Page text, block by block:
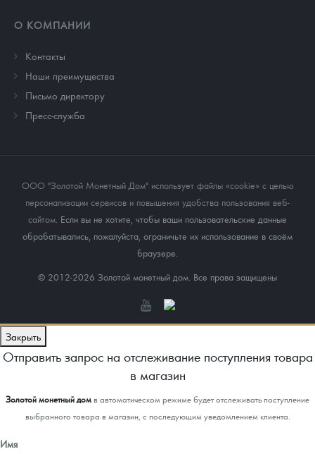
О КОМПАНИИ
Контакты
Наши преимущества
Письмо директору
Пресс-служба
ООО "Золотой Монетный Дом" использует файлы «cookie» с целью
персонализации сервисов и повышения удобства пользования веб-
сайтом . Если вы не хотите, чтобы ваши пользовательские данные
обрабатывались, пожалуйста, ограничьте их использование в своём
браузере.
© 2012-2026 Золотой монетный дом. Все права защищены
Закрыть
Отправить запрос на отслеживание поступления товара
в магазин
Золотой монетный домв автоматическом режиме будет отслеживать поступление
выбранного товара в магазин, с последующим уведомлением клиента.
Имя